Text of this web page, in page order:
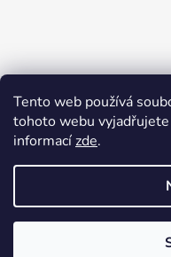
Tento web používá
tohoto webu
informacízde.